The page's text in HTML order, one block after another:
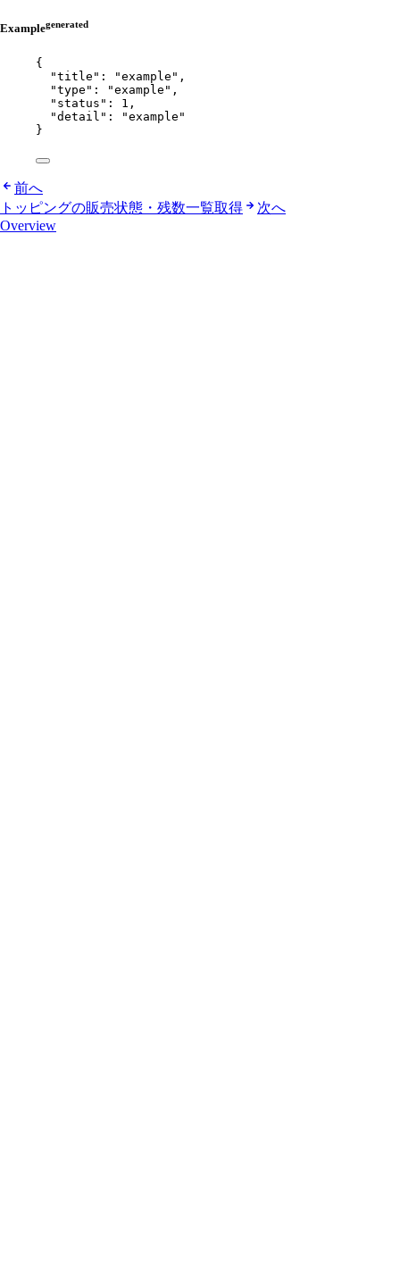
Examplegenerated
{
"title" : "example " ,
"type" : "example " ,
"status" : 1 ,
"detail" : "example "
}
前へ
トッピングの販売状態・残数一覧取得
次へ
Overview